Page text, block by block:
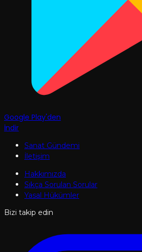
Google Play'den
İndir
Sanat Gündemi
İletişim
Hakkımızda
Sıkça Sorulan Sorular
Yasal Hükümler
Bizi takip edin